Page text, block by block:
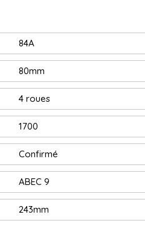
84A
80mm
4 roues
1700
Confirmé
ABEC 9
243mm